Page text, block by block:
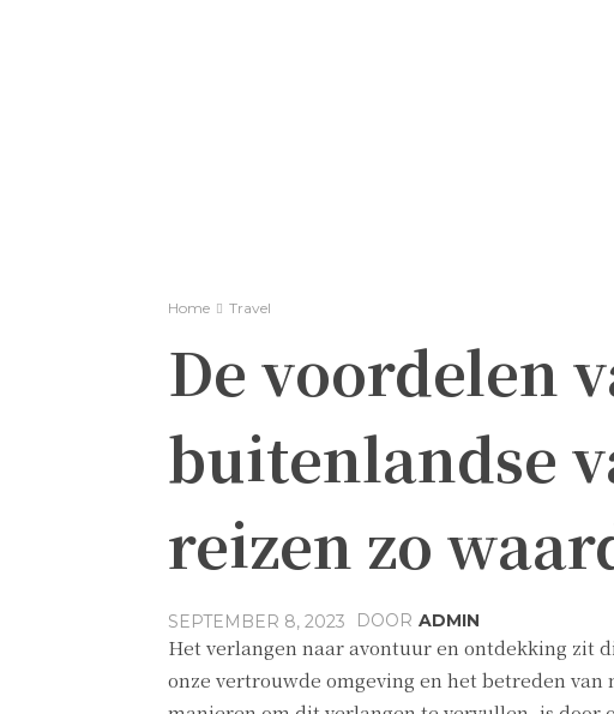
Home Travel
De voordelen
buitenlandse
reizen zo
SEPTEMBER 8, 2023 DOOR ADMIN
Het verlangen naar avontuur en ontdekking zit
onze vertrouwde omgeving en het betreden